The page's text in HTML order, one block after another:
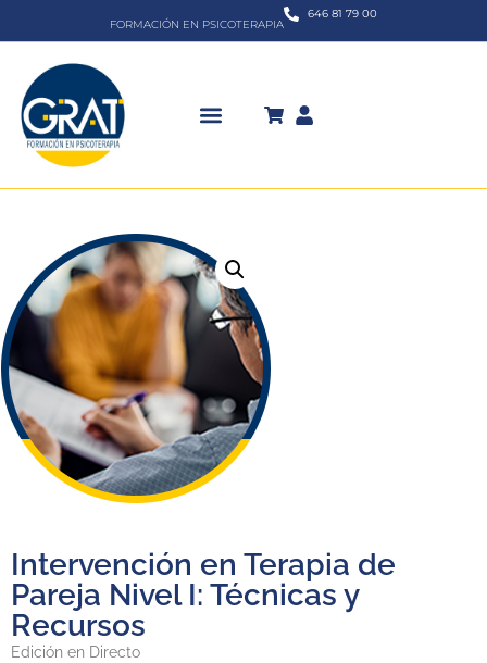
FORMACIÓN EN PSICOTERAPIA
646 81 79 00
Intervención en Terapia de
Pareja Nivel I: Técnicas y
Recursos
Edición en Directo